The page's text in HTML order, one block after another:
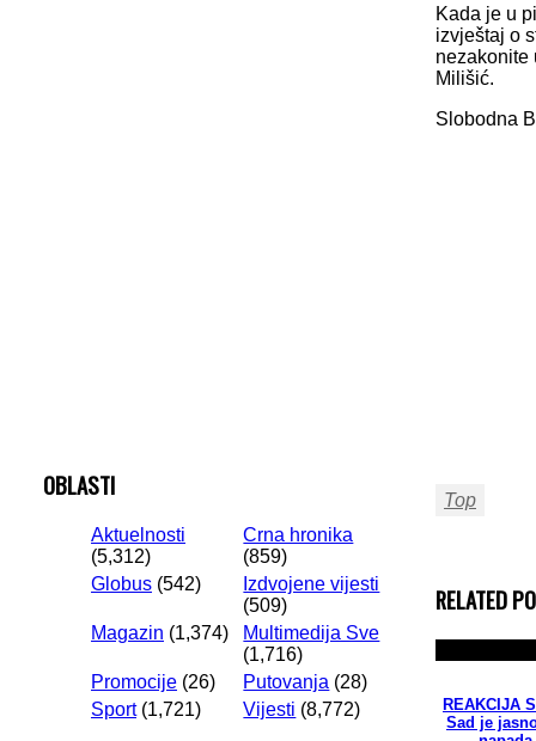
OBLASTI
Aktuelnosti
(5,312)
Crna hronika
(859)
Globus (542)
Izdvojene vijesti
(509)
Magazin (1,374)
Multimedija Sve
(1,716)
Promocije (26) Putovanja (28)
Sport(1,721) Vijesti (8,772)
Kada je u
izvještaj o
nezakonite
Milišić.
Slobodna
Top
RELATED
REAKCIJA
Sad je